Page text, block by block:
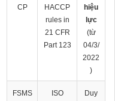
CP
HACCP
rules in
21 CFR
Part 123
hiệu
lực
(từ
04/3/
2022
)
FSMS
ISO
Duy